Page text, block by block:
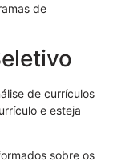
de
de currículos
e esteja
sobre os